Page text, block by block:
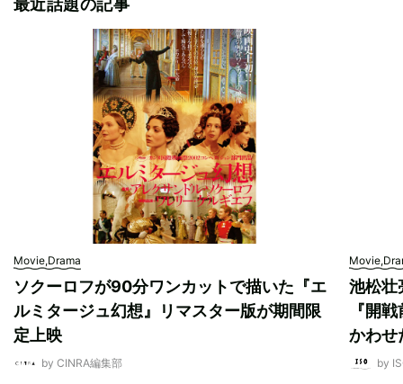
最近話題の記事
Movie,Drama
ソクーロフが90分ワンカットで描いた『エ
ルミタージュ幻想』リマスター版が期間限
定上映
by CINRA編集部
池松壮
『開
かわせ
by